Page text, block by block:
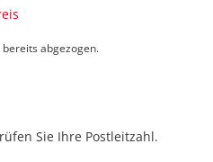
abgezogen.
Sie Ihre Postleitzahl.